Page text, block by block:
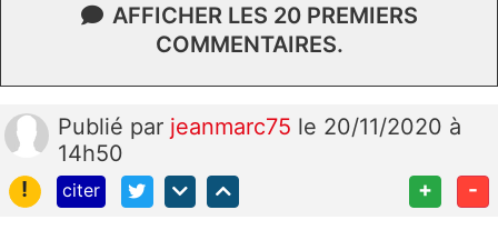
AFFICHER LES 20 PREMIERS
COMMENTAIRES.
Publié par jeanmarc75 le 20/11/2020 à
14h50
!
citer + -